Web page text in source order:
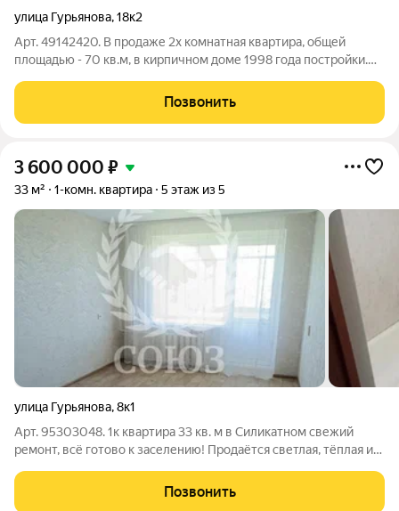
улица Гурьянова,18к2
Арт. 49142420. В продаже 2х комнатная квартира, общей
площадью - 70 кв.м, в кирпичном доме 1998 года постройки.
дворов (вторая линия от дороги). Дом теплый, качественная
застройка. В квартире
Позвонить
3 600 000 ₽
33 м² 1-комн. квартира 5 этаж из 5
улица Гурьянова,8к1
Арт. 95303048. 1к квартира 33 кв. м в Силикатном свежий
ремонт, всё готово к заселению! Продаётся светлая, тёплая и
развитой инфраструктурой. Почему это выгодное
предложение: Свежий
Позвонить